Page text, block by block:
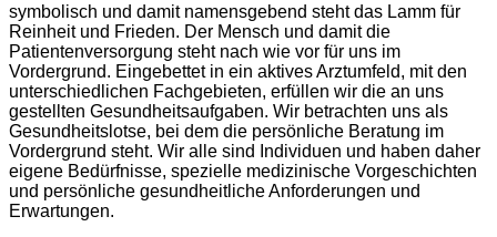
symbolisch und damit namensgebend steht das Lamm für
Reinheit und Frieden. Der Mensch und damit die
Patientenversorgung steht nach wie vor für uns im
Vordergrund. Eingebettet in ein aktives Arztumfeld, mit den
unterschiedlichen Fachgebieten, erfüllen wir die an uns
gestellten Gesundheitsaufgaben. Wir betrachten uns als
Gesundheitslotse, bei dem die persönliche Beratung im
Vordergrund steht. Wir alle sind Individuen und haben daher
eigene Bedürfnisse, spezielle medizinische Vorgeschichten
und persönliche gesundheitliche Anforderungen und
Erwartungen.